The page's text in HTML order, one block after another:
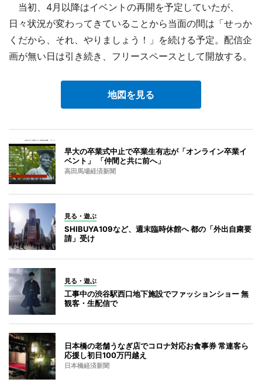
当初、4月以降はイベントの再開を予定していたが、
日々状況が変わってきていることから当面の間は「せっか
くだから、それ、やりましょう！」を続ける予定。配信企
画が無い日は引き続き、フリースペースとして開放する。
地図を見る
早大の卒業式中止で卒業生有志が「オンライン卒業イ
ベント」 「仲間と共に前へ」
高田馬場経済新聞
見る・遊ぶ
SHIBUYA109など、週末臨時休館へ 都の「外出自粛要
請」受け
見る・遊ぶ
工事中の渋谷駅西口地下施設でファッションショー 無
観客・生配信で
日本橋の老舗うなぎ店でコロナ対応お食事券 常連客ら
応援し初日100万円越え
日本橋経済新聞